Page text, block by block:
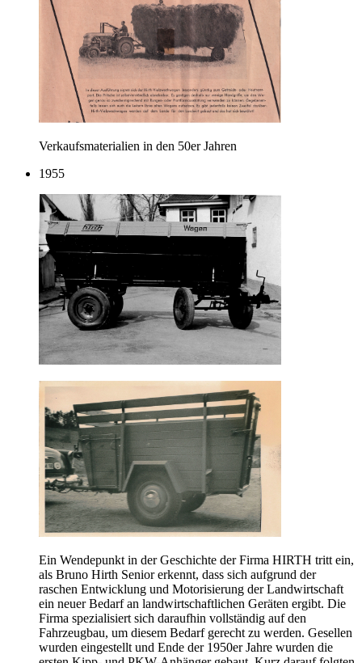
Verkaufsmaterialien in den 50er Jahren
1955
Ein Wendepunkt in der Geschichte der Firma HIRTH tritt ein,
als Bruno Hirth Senior erkennt, dass sich aufgrund der
raschen Entwicklung und Motorisierung der Landwirtschaft
ein neuer Bedarf an landwirtschaftlichen Geräten ergibt. Die
Firma spezialisiert sich daraufhin vollständig auf den
Fahrzeugbau, um diesem Bedarf gerecht zu werden. Gesellen
wurden eingestellt und Ende der 1950er Jahre wurden die